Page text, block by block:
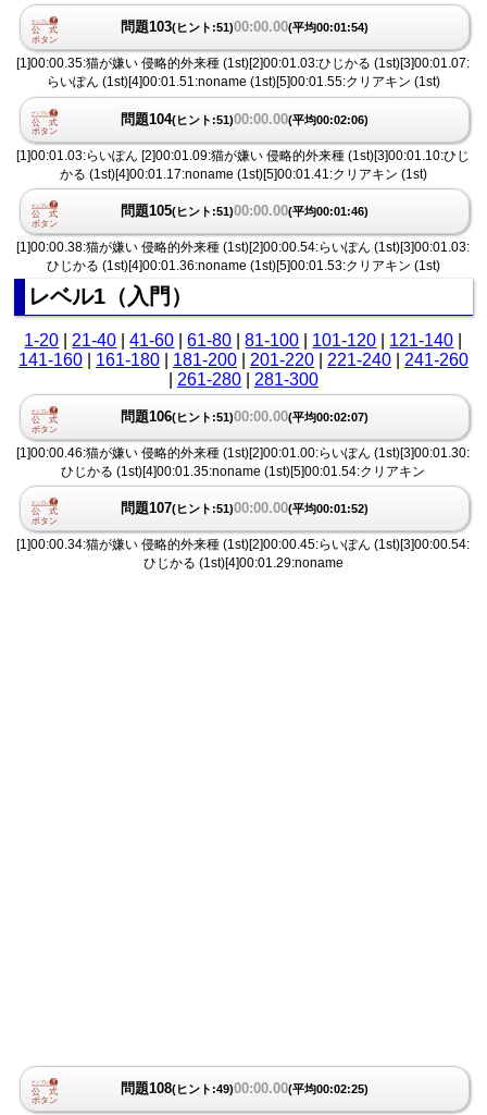
問題103(ヒント:51)00:00.00(平均00:01:54)
[1]00:00.35:猫が嫌い 侵略的外来種 (1st)[2]00:01.03:ひじかる (1st)[3]00:01.07:
らいぽん (1st)[4]00:01.51:noname (1st)[5]00:01.55:クリアキン (1st)
問題104(ヒント:51)00:00.00(平均00:02:06)
[1]00:01.03:らいぽん [2]00:01.09:猫が嫌い 侵略的外来種 (1st)[3]00:01.10:ひじ
かる (1st)[4]00:01.17:noname (1st)[5]00:01.41:クリアキン (1st)
問題105(ヒント:51)00:00.00(平均00:01:46)
[1]00:00.38:猫が嫌い 侵略的外来種 (1st)[2]00:00.54:らいぽん (1st)[3]00:01.03:
ひじかる (1st)[4]00:01.36:noname (1st)[5]00:01.53:クリアキン (1st)
レベル1（入門）
1-20 21-40 |41-60 |61-80 |81-100 101-120 121-140
141-160| 161-180| 181-200| 201-220| 221-240| 241-260
261-280| 281-300
問題106(ヒント:51)00:00.00(平均00:02:07)
[1]00:00.46:猫が嫌い 侵略的外来種 (1st)[2]00:01.00:らいぽん (1st)[3]00:01.30:
ひじかる (1st)[4]00:01.35:noname (1st)[5]00:01.54:クリアキン
問題107(ヒント:51)00:00.00(平均00:01:52)
[1]00:00.34:猫が嫌い 侵略的外来種 (1st)[2]00:00.45:らいぽん (1st)[3]00:00.54:
ひじかる (1st)[4]00:01.29:noname
問題108(ヒント:49)00:00.00(平均00:02:25)